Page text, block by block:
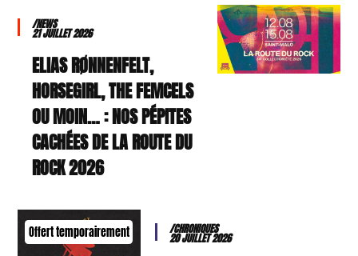
/NEWS
21 JUILLET 2026
ELIAS RØNNENFELT,
HORSEGIRL, THE FEMCELS
OU MOIN… : NOS PÉPITES
CACHÉES DE LA ROUTE DU
ROCK 2026
Offert temporairement /CHRONIQUES
20 JUILLET 2026